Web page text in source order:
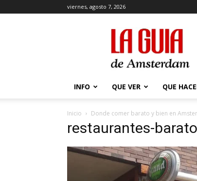
viernes, agosto 7, 2026
La
Guía
de
Amsterdam
INFO QUE VER QUE
Inicio Donde comer barato y bien en
restaurantes-